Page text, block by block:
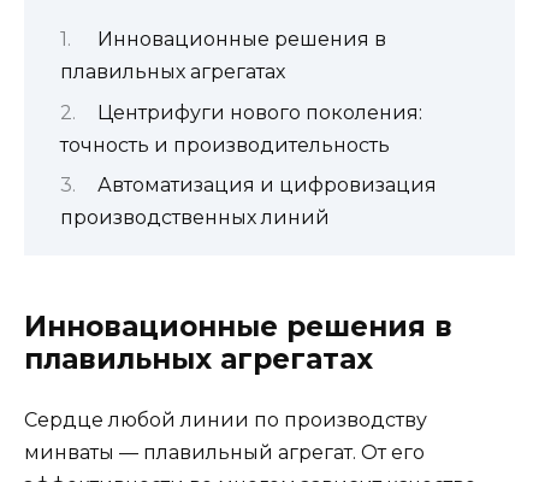
Инновационные решения в
плавильных агрегатах
Центрифуги нового поколения:
точность и производительность
Автоматизация и цифровизация
производственных линий
Инновационные решения в
плавильных агрегатах
Сердце любой линии по производству
минваты — плавильный агрегат. От его